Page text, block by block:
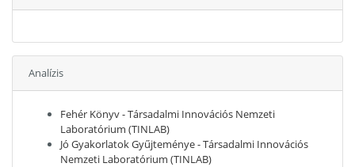
Analízis
Fehér Könyv - Társadalmi Innovációs Nemzeti
Laboratórium (TINLAB)
Jó Gyakorlatok Gyűjteménye - Társadalmi Innovációs
Nemzeti Laboratórium (TINLAB)